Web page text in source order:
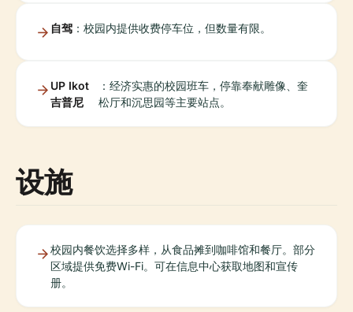
自驾 ：校园内提供收费停车位，但数量有限。
UP Ikot
吉普尼
：经济实惠的校园班车，停靠奉献雕像、奎
松厅和沉思园等主要站点。
设施
校园内餐饮选择多样，从食品摊到咖啡馆和餐厅。部分
区域提供免费Wi-Fi。可在信息中心获取地图和宣传
册。